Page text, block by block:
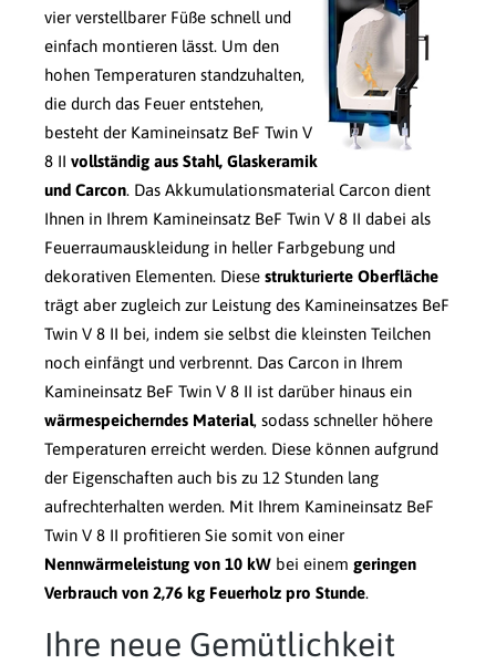
vier verstellbarer Füße schnell und
einfach montieren lässt. Um den
hohen Temperaturen standzuhalten,
die durch das Feuer entstehen,
besteht der Kamineinsatz BeF Twin V
8 II vollständig aus Stahl, Glaskeramik
und Carcon. Das Akkumulationsmaterial Carcon dient
Ihnen in Ihrem Kamineinsatz BeF Twin V 8 II dabei als
Feuerraumauskleidung in heller Farbgebung und
dekorativen Elementen. Diese strukturierte Oberfläche
trägt aber zugleich zur Leistung des Kamineinsatzes BeF
Twin V 8 II bei, indem sie selbst die kleinsten Teilchen
noch einfängt und verbrennt. Das Carcon in Ihrem
Kamineinsatz BeF Twin V 8 II ist darüber hinaus ein
wärmespeicherndes Material, sodass schneller höhere
Temperaturen erreicht werden. Diese können aufgrund
der Eigenschaften auch bis zu 12 Stunden lang
aufrechterhalten werden. Mit Ihrem Kamineinsatz BeF
Twin V 8 II profitieren Sie somit von einer
Nennwärmeleistung von 10 kW bei einem geringen
Verbrauch von 2,76 kg Feuerholz pro Stunde.
Ihre neue Gemütlichkeit